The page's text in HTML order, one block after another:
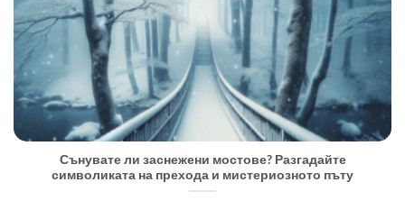
Сънувате ли заснежени мостове? Разгадайте
символиката на прехода и мистериозното пъту